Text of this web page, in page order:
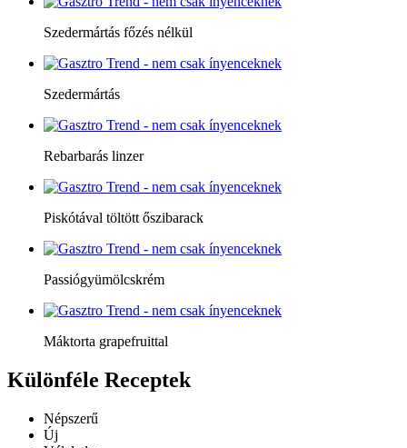
Szedermártás főzés nélkül
Szedermártás
Rebarbarás linzer
Piskótával töltött őszibarack
Passiógyümölcskrém
Máktorta grapefruittal
Különféle Receptek
Népszerű
Új